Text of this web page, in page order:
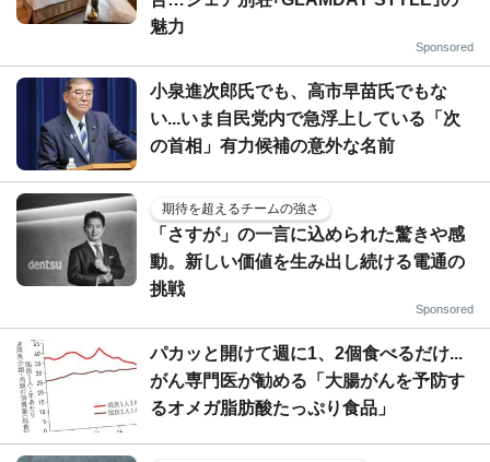
魅力
Sponsored
小泉進次郎氏でも、高市早苗氏でもな
い...いま自民党内で急浮上している「次
の首相」有力候補の意外な名前
期待を超えるチームの強さ
「さすが」の一言に込められた驚きや感
動。新しい価値を生み出し続ける電通の
挑戦
Sponsored
パカッと開けて週に1、2個食べるだけ...
がん専門医が勧める「大腸がんを予防す
るオメガ脂肪酸たっぷり食品」